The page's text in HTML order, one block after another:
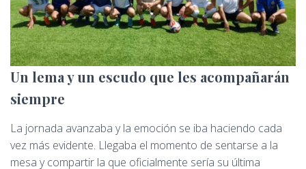
Un lema y un escudo que les acompañarán
siempre
La jornada avanzaba y la emoción se iba haciendo cada
vez más evidente. Llegaba el momento de sentarse a la
mesa y compartir la que oficialmente sería su última